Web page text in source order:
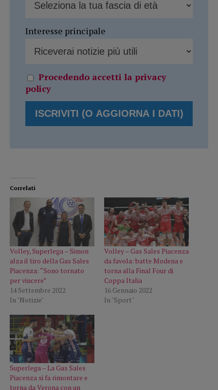
Interesse principale
Procedendo accetti la privacy
policy
Correlati
Volley, Superlega – Simon
alza il tiro della Gas Sales
Piacenza: “Sono tornato
per vincere”
14 Settembre 2022
In "Notizie"
Volley – Gas Sales Piacenza
da favola: batte Modena e
torna alla Final Four di
Coppa Italia
16 Gennaio 2022
In "Sport"
Superlega – La Gas Sales
Piacenza si fa rimontare e
torna da Verona con un